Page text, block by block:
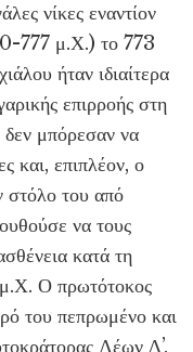
νίκες εναντίον
777 μ.Χ.) το 773
ήταν ιδιαίτερα
επιρροής στη
δεν μπόρεσαν να
και, επιπλέον, ο
στόλο του από
να τους
κατά τη
μ.Χ. Ο πρωτότοκος
του πεπρωμένο και
Λέων Δ’,